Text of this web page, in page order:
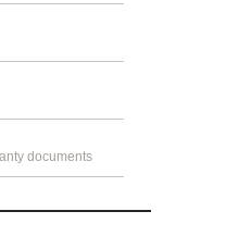
documents